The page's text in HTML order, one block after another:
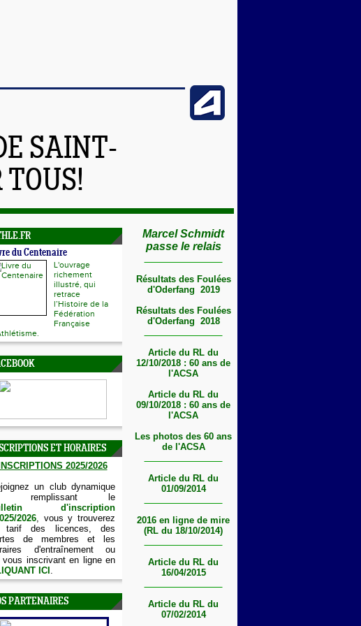
SAINT-
du Centenaire
L'ouvrage
richement
illustré, qui
retrace
l’Histoire de la
Fédération
Française
ET HORAIRES
INSCRIPTIONS 2025/2026
un club dynamique
remplissant le
d'inscription
2026, vous y trouverez
tarif des licences, des
de membres et les
d'entraînement ou
vous inscrivant en ligne en
ICI .
PARTENAIRES
Marcel Schmidt
passe le relais
Résultats des Foulées
d'Oderfang 2019
Résultats des Foulées
d'Oderfang 2018
Article du RL du
12/10/2018 : 60 ans de
l'ACSA
Article du RL du
09/10/2018 : 60 ans de
l'ACSA
Les photos des 60 ans
de l'ACSA
Article du RL du
01/09/2014
2016 en ligne de mire
(RL du 18/10/2014)
Article du RL du
16/04/2015
Article du RL du
07/02/2014